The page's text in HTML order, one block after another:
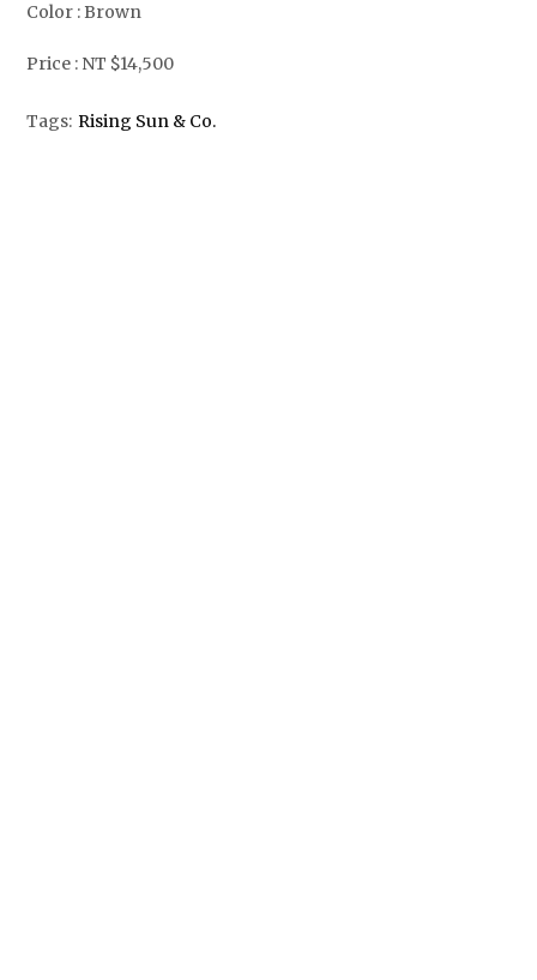
Color : Brown
Price : NT $14,500
Tags: Rising Sun & Co.